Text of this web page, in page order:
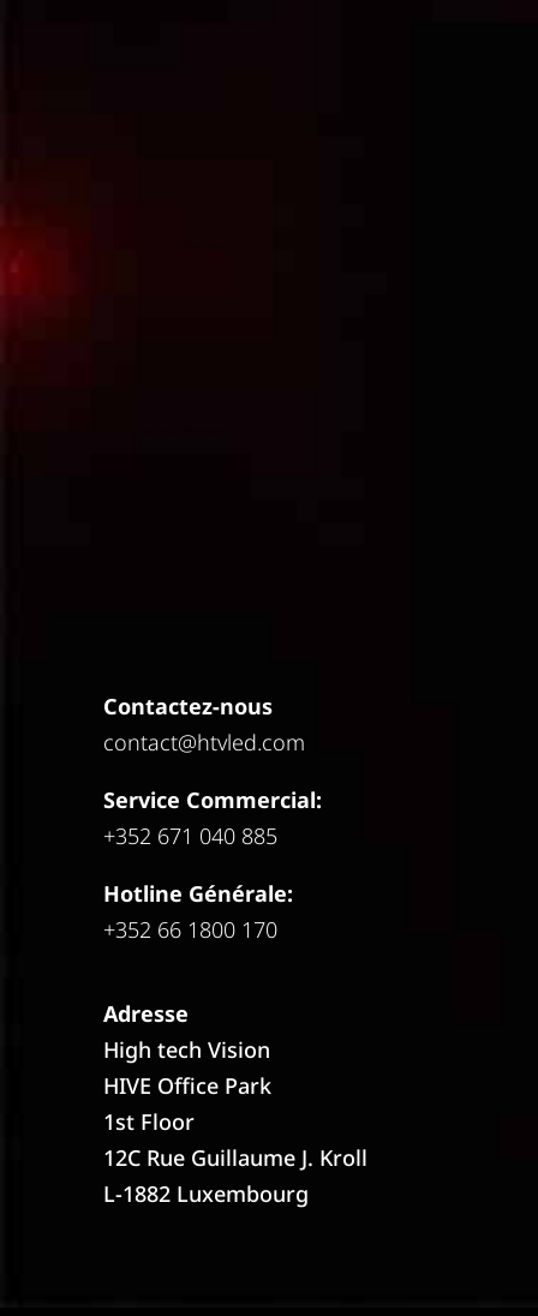
Contactez-nous
contact@htvled.com
Service Commercial:
+352 671 040 885
Hotline Générale:
+352 66 1800 170
Adresse
High tech Vision
HIVE Office Park
1st Floor
12C Rue Guillaume J. Kroll
L-1882 Luxembourg